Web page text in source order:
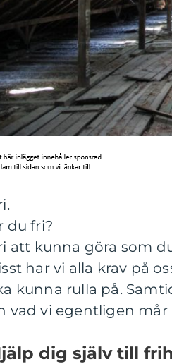
du fri?
att kunna göra som
har vi alla krav på
kunna rulla på.
vad vi egentligen mår
dig själv till